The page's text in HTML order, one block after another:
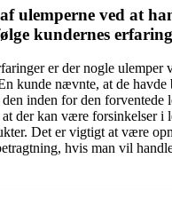
ulemperne ved at
kundernes
er der nogle ulemper
kunde nævnte, at de havde
inden for den forventede
der kan være forsinkelser i
Det er vigtigt at være
hvis man vil